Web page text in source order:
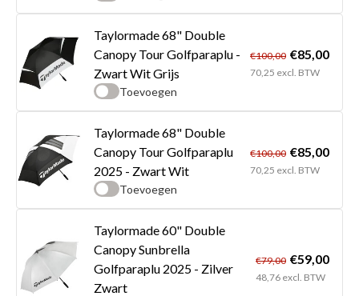
Taylormade 68" Double
Canopy Tour Golfparaplu -
Zwart Wit Grijs
Toevoegen
€100,00 €85,00
70,25 excl. BTW
Taylormade 68" Double
Canopy Tour Golfparaplu
2025 - Zwart Wit
Toevoegen
€100,00 €85,00
70,25 excl. BTW
Taylormade 60" Double
Canopy Sunbrella
Golfparaplu 2025 - Zilver
Zwart
€79,00 €59,00
48,76 excl. BTW